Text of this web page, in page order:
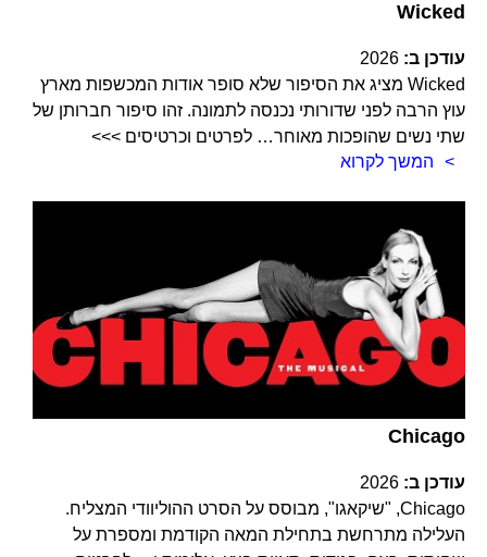
Wicked
עודכן ב: 2026
Wicked מציג את הסיפור שלא סופר אודות המכשפות מארץ
עוץ הרבה לפני שדורותי נכנסה לתמונה. זהו סיפור חברותן של
שתי נשים שהופכות מאוחר… לפרטים וכרטיסים >>>
המשך לקרוא
Chicago
עודכן ב: 2026
Chicago, "שיקאגו", מבוסס על הסרט ההוליוודי המצליח.
העלילה מתרחשת בתחילת המאה הקודמת ומספרת על